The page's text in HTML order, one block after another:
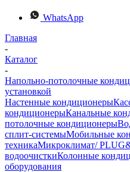
WhatsApp
Главная
-
Каталог
-
Напольно-потолочные
установкой
Настенные кондиционеры
кондиционерыКанальные
потолочные кондиционеры
сплит-системыМобильные
техникаМикроклимат/
водоочисткиКолонные
оборудования